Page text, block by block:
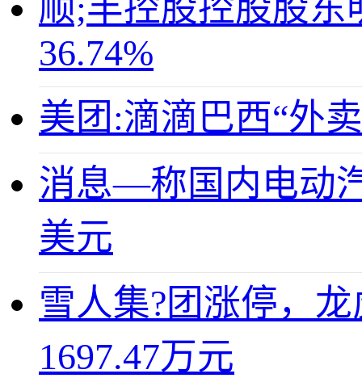
顺;丰控股控股股东
36.74%
美团:滴滴巴西“外
消息—称国内电动
美元
雪人集?团涨停，
1697.47万元